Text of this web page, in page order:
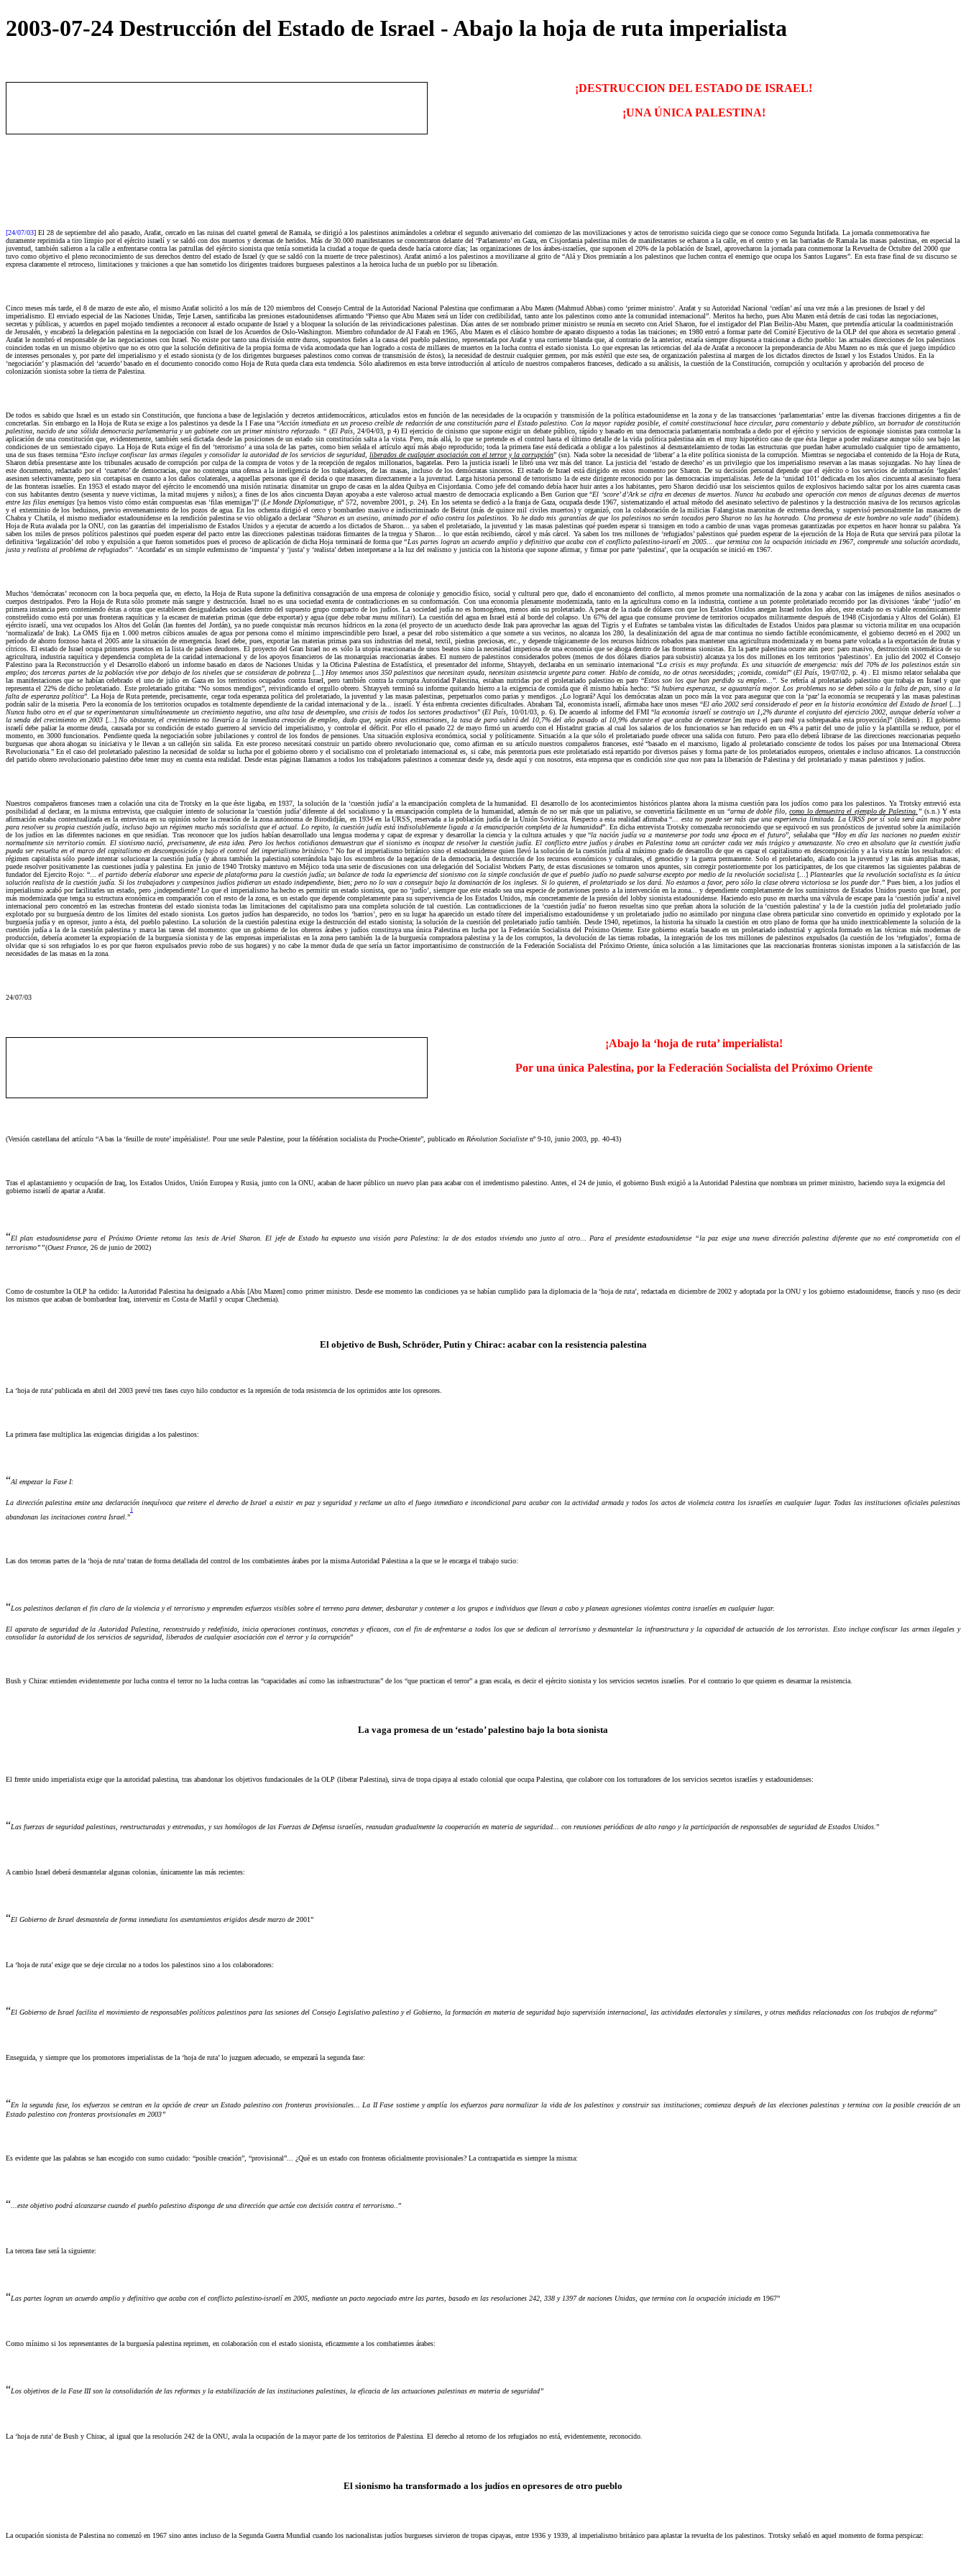
2003-07-24 Destrucción del Estado de Israel - Abajo la hoja de ruta imperialista
¡DESTRUCCION DEL ESTADO DE ISRAEL!
¡UNA ÚNICA PALESTINA!
[24/07/03] El 28 de septiembre del año pasado, Arafat, cercado en las ruinas del cuartel general de Ramala, se dirigió a los palestinos animándoles a celebrar el segundo aniversario del comienzo de las movilizaciones y actos de terrorismo suicida ciego que se conoce como Segunda Intifada. La jornada conmemorativa fue
duramente reprimida a tiro limpio por el ejército israelí y se saldó con dos muertos y decenas de heridos. Más de 30.000 manifestantes se concentraron delante del ‘Parlamento’ en Gaza, en Cisjordania palestina miles de manifestantes se echaron a la calle, en el centro y en las barriadas de Ramala las masas palestinas, en especial la
juventud, también salieron a la calle a enfrentarse contra las patrullas del ejército sionista que tenía sometida la ciudad a toque de queda desde hacía catorce días; las organizaciones de los árabes-israelíes, que suponen el 20% de la población de Israel, aprovecharon la jornada para conmemorar la Revuelta de Octubre del 2000 que
tuvo como objetivo el pleno reconocimiento de sus derechos dentro del estado de Israel (y que se saldó con la muerte de trece palestinos). Arafat animó a los palestinos a movilizarse al grito de “Alá y Dios premiarán a los palestinos que luchen contra el enemigo que ocupa los Santos Lugares”. En esta frase final de su discurso se
expresa claramente el retroceso, limitaciones y traiciones a que han sometido los dirigentes traidores burgueses palestinos a la heroica lucha de un pueblo por su liberación.
Cinco meses más tarde, el 8 de marzo de este año, el mismo Arafat solicitó a los más de 120 miembros del Consejo Central de la Autoridad Nacional Palestina que confirmaran a Abu Mazen (Mahmud Abbas) como ‘primer ministro’. Arafat y su Autoridad Nacional ‘cedían’ así una vez más a las presiones de Israel y del
imperialismo. El enviado especial de las Naciones Unidas, Terje Larsen, santificaba las presiones estadounidenses afirmando “Pienso que Abu Mazen será un líder con credibilidad, tanto ante los palestinos como ante la comunidad internacional”. Meritos ha hecho, pues Abu Mazen está detrás de casi todas las negociaciones,
secretas y públicas, y acuerdos en papel mojado tendientes a reconocer al estado ocupante de Israel y a bloquear la solución de las reivindicaciones palestinas. Días antes de ser nombrado primer ministro se reunía en secreto con Ariel Sharon, fue el instigador del Plan Beilin-Abu Mazen, que pretendía articular la coadministración
de Jerusalén, y encabezó la delegación palestina en la negociación con Israel de los Acuerdos de Oslo-Washington. Miembro cofundador de Al Fatah en 1965, Abu Mazen es el clásico hombre de aparato dispuesto a todas las traiciones; en 1980 entró a formar parte del Comité Ejecutivo de la OLP del que ahora es secretario general .
Arafat le nombró el responsable de las negociaciones con Israel. No existe por tanto una división entre duros, supuestos fieles a la causa del pueblo palestino, representada por Arafat y una corriente blanda que, al contrario de la anterior, estaría siempre dispuesta a traicionar a dicho pueblo: las actuales direcciones de los palestinos
coinciden todas en un mismo objetivo que no es otro que la solución definitiva de la propia forma de vida acomodada que han logrado a costa de millares de muertos en la lucha contra el estado sionista. Lo que expresan las reticencias del ala de Arafat a reconocer la preponderancia de Abu Mazen no es más que el juego impúdico
de intereses personales y, por parte del imperialismo y el estado sionista (y de los dirigentes burgueses palestinos como correas de transmisión de éstos), la necesidad de destruir cualquier germen, por más estéril que este sea, de organización palestina al margen de los dictados directos de Israel y los Estados Unidos. En la
‘negociación’ y plasmación del ‘acuerdo’ basado en el documento conocido como Hoja de Ruta queda clara esta tendencia. Sólo añadiremos en esta breve introducción al artículo de nuestros compañeros franceses, dedicado a su análisis, la cuestión de la Constitución, corrupción y ocultación y aprobación del proceso de
colonización sionista sobre la tierra de Palestina.
De todos es sabido que Israel es un estado sin Constitución, que funciona a base de legislación y decretos antidemocráticos, articulados estos en función de las necesidades de la ocupación y transmisión de la política estadounidense en la zona y de las transacciones ‘parlamentarias’ entre las diversas fracciones dirigentes a fin de
concretarlas. Sin embargo en la Hoja de Ruta se exige a los palestinos ya desde la I Fase una “Acción inmediata en un proceso creíble de redacción de una constitución para el Estado palestino. Con la mayor rapidez posible, el comité constitucional hace circular, para comentario y debate público, un borrador de constitución
palestina, nacido de una sólida democracia parlamentaria y un gabinete con un primer ministro reforzado. “ (El País, 24/04/03, p 4) El ejercicio de cinismo que supone exigir un debate público, rápido y basado en una democracia parlamentaria nombrada a dedo por el ejército y servicios de espionaje sionistas para controlar la
aplicación de una constitución que, evidentemente, también será dictada desde las posiciones de un estado sin constitución salta a la vista. Pero, más allá, lo que se pretende es el control hasta el último detalle de la vida política palestina aún en el muy hipotético caso de que ésta llegue a poder realizarse aunque sólo sea bajo las
condiciones de un semiestado cipayo. La Hoja de Ruta exige el fin del ‘terrorismo’ a una sola de las partes, como bien señala el artículo aquí más abajo reproducido; toda la primera fase está dedicada a obligar a los palestinos al desmantelamiento de todas las estructuras que puedan haber acumulado cualquier tipo de armamento,
una de sus frases termina “Esto incluye confiscar las armas ilegales y consolidar la autoridad de los servicios de seguridad, liberados de cualquier asociación con el terror y la corrupción” (sn). Nada sobre la necesidad de ‘liberar’ a la elite política sionista de la corrupción. Mientras se negociaba el contenido de la Hoja de Ruta,
Sharon debía presentarse ante los tribunales acusado de corrupción por culpa de la compra de votos y de la recepción de regalos millonarios, bagatelas. Pero la justicia israelí le libró una vez más del trance. La justicia del ‘estado de derecho’ es un privilegio que los imperialismo reservan a las masas sojuzgadas. No hay línea de
este documento, redactado por el ‘cuarteto’ de democracias, que no contenga una ofensa a la inteligencia de los trabajadores, de las masas, incluso de los demócratas sinceros. El estado de Israel está dirigido en estos momento por Sharon. De su decisión personal depende que el ejército o los servicios de información ‘legales’
asesinen selectivamente, pero sin cortapisas en cuanto a los daños colaterales, a aquellas personas que él decida o que masacren directamente a la juventud. Larga historia personal de terrorismo la de este dirigente reconocido por las democracias imperialistas. Jefe de la ‘unidad 101’ dedicada en los años cincuenta al asesinato fuera
de las fronteras israelíes. En 1953 el estado mayor del ejército le encomendó una misión rutinaria: dinamitar un grupo de casas en la aldea Quibya en Cisjordania. Como jefe del comando debía hacer huir antes a los habitantes, pero Sharon decidió usar los seiscientos quilos de explosivos haciendo saltar por los aires cuarenta casas
con sus habitantes dentro (sesenta y nueve victimas, la mitad mujeres y niños); a fines de los años cincuenta Dayan apoyaba a este valeroso actual maestro de democracia explicando a Ben Gurion que “El ‘score’ d’Ark se cifra en decenas de muertos. Nunca ha acabado una operación con menos de algunas decenas de muertos
entre las filas enemigas [ya hemos visto cómo están compuestas esas ‘filas enemigas’]” (Le Monde Diplomatique, nº 572, novembre 2001, p. 24). En los setenta se dedicó a la franja de Gaza, ocupada desde 1967, sistematizando el actual método del asesinato selectivo de palestinos y la destrucción masiva de los recursos agrícolas
y el exterminio de los beduinos, previo envenenamiento de los pozos de agua. En los ochenta dirigió el cerco y bombardeo masivo e indiscriminado de Beirut (más de quince mil civiles muertos) y organizó, con la colaboración de la milicias Falangistas maronitas de extrema derecha, y supervisó personalmente las masacres de
Chabra y Chatila, el mismo mediador estadounidense en la rendición palestina se vio obligado a declarar “Sharon es un asesino, animado por el odio contra los palestinos. Yo he dado mis garantías de que los palestinos no serán tocados pero Sharon no las ha honrado. Una promesa de este hombre no vale nada” (ibídem).
Hoja de Ruta avalada por la ONU, con las garantías del imperialismo de Estados Unidos y a ejecutar de acuerdo a los dictados de Sharon... ya saben el proletariado, la juventud y las masas palestinas qué pueden esperar si transigen en todo a cambio de unas vagas promesas garantizadas por expertos en hacer honrar su palabra. Ya
saben los miles de presos políticos palestinos qué pueden esperar del pacto entre las direcciones palestinas traidoras firmantes de la tregua y Sharon... lo que están recibiendo, cárcel y más cárcel. Ya saben los tres millones de ‘refugiados’ palestinos qué pueden esperar de la ejecución de la Hoja de Ruta que servirá para pilotar la
definitiva ‘legalización’ del robo y expulsión a que fueron sometidos pues el proceso de aplicación de dicha Hoja terminará de forma que “Las partes logran un acuerdo amplio y definitivo que acaba con el conflicto palestino-israelí en 2005... que termina con la ocupación iniciada en 1967, comprende una solución acordada,
justa y realista al problema de refugiados”. ‘Acordada’ es un simple eufemismo de ‘impuesta’ y ‘justa’ y ‘realista’ deben interpretarse a la luz del realismo y justicia con la historia que supone afirmar, y firmar por parte ‘palestina’, que la ocupación se inició en 1967.
Muchos ‘demócratas’ reconocen con la boca pequeña que, en efecto, la Hoja de Ruta supone la definitiva consagración de una empresa de coloniaje y genocidio físico, social y cultural pero que, dado el enconamiento del conflicto, al menos promete una normalización de la zona y acabar con las imágenes de niños asesinados o
cuerpos destripados. Pero la Hoja de Ruta sólo promete más sangre y destrucción. Israel no es una sociedad exenta de contradicciones en su conformación. Con una economía plenamente modernizada, tanto en la agricultura como en la industria, contiene a un potente proletariado recorrido por las divisiones ‘árabe’ ‘judío’ en
primera instancia pero conteniendo éstas a otras que establecen desigualdades sociales dentro del supuesto grupo compacto de los judíos. La sociedad judía no es homogénea, menos aún su proletariado. A pesar de la riada de dólares con que los Estados Unidos anegan Israel todos los años, este estado no es viable económicamente
constreñido como está por unas fronteras raquíticas y la escasez de materias primas (que debe exportar) y agua (que debe robarmanu militari). La cuestión del agua en Israel está al borde del colapso. Un 67% del agua que consume proviene de territorios ocupados militarmente después de 1948 (Cisjordania y Altos del Golán). El
ejército israelí, una vez ocupados los Altos del Golán (las fuentes del Jordán), ya no puede conquistar más recursos hídricos en la zona (el proyecto de un acueducto desde Irak para aprovechar las aguas del Tigris y el Eufrates se tambalea vistas las dificultades de Estados Unidos para plasmar su victoria militar en una ocupación
‘normalizada’ de Irak). La OMS fija en 1.000 metros cúbicos anuales de agua por persona como el mínimo imprescindible pero Israel, a pesar del robo sistemático a que somete a sus vecinos, no alcanza los 280, la desalinización del agua de mar continua no siendo factible económicamente, el gobierno decretó en el 2002 un
período de ahorro forzoso hasta el 2005 ante la situación de emergencia. Israel debe, pues, exportar las materias primas para sus industrias del metal, textil, piedras preciosas, etc., y depende trágicamente de los recursos hídricos robados para mantener una agricultura modernizada y en buena parte volcada a la exportación de frutas y
cítricos. El estado de Israel ocupa primeros puestos en la lista de países deudores. El proyecto del Gran Israel no es sólo la utopía reaccionaria de unos beatos sino la necesidad imperiosa de una economía que se ahoga dentro de las fronteras sionistas. En la parte palestina ocurre aún peor: paro masivo, destrucción sistemática de su
agricultura, industria raquítica y dependencia completa de la caridad internacional y de los apoyos financieros de las monarquías reaccionarias árabes. El numero de palestinos considerados pobres (menos de dos dólares diarios para subsistir) alcanza ya los dos millones en los territorios ‘palestinos’. En julio del 2002 el Consejo
Palestino para la Reconstrucción y el Desarrollo elaboró un informe basado en datos de Naciones Unidas y la Oficina Palestina de Estadística, el presentador del informe, Shtayyeh, declaraba en un seminario internacional “La crisis es muy profunda. Es una situación de emergencia: más del 70% de los palestinos están sin
empleo; dos terceras partes de la población vive por debajo de los niveles que se consideran de pobreza[...] Hoy tenemos unos 350 palestinos que necesitan ayuda, necesitan asistencia urgente para comer. Hablo de comida, no de otras necesidades; ¡comida, comida!” (El País , 19/07/02, p. 4) . El mismo relator señalaba que
las manifestaciones que se habían celebrado el uno de julio en Gaza en los territorios ocupados contra Israel, pero también contra la corrupta Autoridad Palestina, estaban nutridas por el proletariado palestino en paro “Estos son los que han perdido su empleo ...”. Se refería al proletariado palestino que trabaja en Israel y que
representa el 22% de dicho proletariado. Este proletariado gritaba: “No somos mendigos”, reivindicando el orgullo obrero. Shtayyeh terminó su informe quitando hierro a la exigencia de comida que él mismo había hecho: “Si hubiera esperanza, se aguantaría mejor. Los problemas no se deben sólo a la falta de pan, sino a la
falta de esperanza política”. La Hoja de Ruta pretende, precisamente, cegar toda esperanza política del proletariado, la juventud y las masas palestinas, perpetuarlos como parias y mendigos. ¿Lo logrará? Aquí los demócratas alzan un poco más la voz para asegurar que con la ‘paz’ la economía se recuperará y las masas palestinas
podrán salir de la miseria. Pero la economía de los territorios ocupados es totalmente dependiente de la caridad internacional y de la... israelí. Y ésta enfrenta crecientes dificultades. Abraham Tal, economista israelí, afirmaba hace unos meses “El año 2002 será considerado el peor en la historia económica del Estado de Israel[...]
Nunca hubo otro en el que se experimentaran simultáneamente un crecimiento negativo, una alta tasa de desempleo, una crisis de todos los sectores productivos” (El País , 10/01/03, p. 6). De acuerdo al informe del FMI “la economía israelí se contrajo un 1,2% durante el conjunto del ejercicio 2002, aunque debería volver a
la senda del crecimiento en 2003 [...] No obstante, el crecimiento no llevaría a la inmediata creación de empleo, dado que, según estas estimaciones, la tasa de paro subirá del 10,7% del año pasado al 10,9% durante el que acaba de comenzar[en mayo el paro real ya sobrepasaba esta proyección]” (ibídem) . El gobierno
israelí debe paliar la enorme deuda, causada por su condición de estado guerrero al servicio del imperialismo, y controlar el déficit. Por ello el pasado 22 de mayo firmó un acuerdo con el Histadrut gracias al cual los salarios de los funcionarios se han reducido en un 4% a partir del uno de julio y la plantilla se reduce, por el
momento, en 3000 funcionarios. Pendiente queda la negociación sobre jubilaciones y control de los fondos de pensiones. Una situación explosiva económica, social y políticamente. Situación a la que sólo el proletariado puede ofrecer una salida con futuro. Pero para ello deberá librarse de las direcciones reaccionarias pequeño
burguesas que ahora ahogan su iniciativa y le llevan a un callejón sin salida. En este proceso necesitará construir un partido obrero revolucionario que, como afirman en su artículo nuestros compañeros franceses, esté “basado en el marxismo, ligado al proletariado consciente de todos los países por una Internacional Obrera
Revolucionaria.” En el caso del proletariado palestino la necesidad de soldar su lucha por el gobierno obrero y el socialismo con el proletariado internacional es, si cabe, más perentoria pues este proletariado está repartido por diversos países y forma parte de los proletariados europeos, orientales e incluso africanos. La construcción
del partido obrero revolucionario palestino debe tener muy en cuenta esta realidad. Desde estas páginas llamamos a todos los trabajadores palestinos a comenzar desde ya, desde aquí y con nosotros, esta empresa que es condición sine qua non para la liberación de Palestina y del proletariado y masas palestinos y judíos.
Nuestros compañeros franceses traen a colación una cita de Trotsky en la que éste ligaba, en 1937, la solución de la ‘cuestión judía’ a la emancipación completa de la humanidad. El desarrollo de los acontecimientos históricos plantea ahora la misma cuestión para los judíos como para los palestinos. Ya Trotsky entrevió esta
posibilidad al declarar, en la misma entrevista, que cualquier intento de solucionar la ‘cuestión judía’ diferente al del socialismo y la emancipación completa de la humanidad, además de no ser más que un paliativo, se convertiría fácilmente en un “arma de doble filo,como lo demuestra el ejemplo de Palestina. ”(s.n.) Y esta
afirmación estaba contextualizada en la entrevista en su opinión sobre la creación de la zona autónoma de Birodidján, en 1934 en la URSS, reservada a la población judía de la Unión Soviética. Respecto a esta realidad afirmaba “ ... esta no puede ser más que una experiencia limitada. La URSS por sí sola será aún muy pobre
para resolver su propia cuestión judía, incluso bajo un régimen mucho más socialista que el actual. Lo repito, la cuestión judía está indisolublemente ligada a la emancipación completa de la humanidad”. En dicha entrevista Trotsky comenzaba reconociendo que se equivocó en sus pronósticos de juventud sobre la asimilación
de los judíos en las diferentes naciones en que residían. Tras reconocer que los judíos habían desarrollado una lengua moderna y capaz de expresar y desarrollar la ciencia y la cultura actuales y que “la nación judía va a mantenerse por toda una época en el futuro”, señalaba que “Hoy en día las naciones no pueden existir
normalmente sin territorio común. El sionismo nació, precisamente, de esta idea. Pero los hechos cotidianos demuestran que el sionismo es incapaz de resolver la cuestión judía. El conflicto entre judíos y árabes en Palestina toma un carácter cada vez más trágico y amenazante. No creo en absoluto que la cuestión judía
pueda ser resuelta en el marco del capitalismo en descomposición y bajo el control del imperialismo británico.” No fue el imperialismo británico sino el estadounidense quien llevó la solución de la cuestión judía al máximo grado de desarrollo de que es capaz el capitalismo en descomposición y a la vista están los resultados: el
régimen capitalista sólo puede intentar solucionar la cuestión judía (y ahora también la palestina) soterrándola bajo los escombros de la negación de la democracia, la destrucción de los recursos económicos y culturales, el genocidio y la guerra permanente. Solo el proletariado, aliado con la juventud y las más amplias masas,
puede resolver positivamente las cuestiones judía y palestina. En junio de 1940 Trotsky mantuvo en Méjico toda una serie de discusiones con una delegación del Socialist Workers Party, de estas discusiones se tomaron unos apuntes, sin corregir posteriormente por los participantes, de los que citaremos las siguientes palabras de
fundador del Ejercito Rojo: “...
el partido debería elaborar una especie de plataforma para la cuestión judía; un balance de toda la experiencia del sionismo con la simple conclusión de que el pueblo judío no puede salvarse excepto por medio de la revolución socialista[...] Plantearles que la revolución socialista es la única
solución realista de la cuestión judía. Si los trabajadores y campesinos judíos pidieran un estado independiente, bien; pero no lo van a conseguir bajo la dominación de los ingleses. Si lo quieren, el proletariado se los dará. No estamos a favor, pero sólo la clase obrera victoriosa se los puede dar.” Pues bien, a los judíos el
imperialismo acabó por facilitarles un estado, pero ¿independiente? Lo que el imperialismo ha hecho es permitir un estado sionista, que no ‘judío’, siempre que este estado sea una especie de portaviones presto a la intervención en la zona... y dependiente completamente de los suministros de Estados Unidos puesto que Israel, por
más modernizada que tenga su estructura económica en comparación con el resto de la zona, es un estado que depende completamente para su supervivencia de los Estados Unidos, más concretamente de la presión del lobby sionista estadounidense. Haciendo esto puso en marcha una válvula de escape para la ‘cuestión judía’ a nivel
internacional pero concentró en las estrechas fronteras del estado sionista todas las limitaciones del capitalismo para una completa solución de tal cuestión. Las contradicciones de la ‘cuestión judía’ no fueron resueltas sino que preñan ahora la solución de la ‘cuestión palestina’ y la de la cuestión judía del proletariado judío
explotado por su burguesía dentro de los límites del estado sionista. Los guetos judíos han desparecido, no todos los ‘barrios’, pero en su lugar ha aparecido un estado títere del imperialismo estadounidense y un proletariado judío no asimilado por ninguna clase obrera particular sino convertido en oprimido y explotado por la
burguesía judía y en opresor, junto a ésta, del pueblo palestino. La solución de la cuestión palestina exige la destrucción del estado sionista; la solución de la cuestión del proletariado judío también. Desde 1940, repetimos, la historia ha situado la cuestión en otro plano de forma que ha unido inextricablemente la solución de la
cuestión judía a la de la cuestión palestina y marca las tareas del momento: que un gobierno de los obreros árabes y judíos constituya una única Palestina en lucha por la Federación Socialista del Próximo Oriente. Este gobierno estaría basado en un proletariado industrial y agrícola formado en las técnicas más modernas de
producción, debería acometer la expropiación de la burguesía sionista y de las empresas imperialistas en la zona pero también la de la burguesía compradora palestina y la de los corruptos, la devolución de las tierras robadas, la integración de los tres millones de palestinos expulsados (la cuestión de los ‘refugiados’, forma de
olvidar que si son refugiados lo es por que fueron expulsados previo robo de sus hogares) y no cabe la menor duda de que sería un factor importantísimo de construcción de la Federación Socialista del Próximo Oriente, única solución a las limitaciones que las reaccionarias fronteras sionistas imponen a la satisfacción de las
necesidades de las masas en la zona.
24/07/03
¡Abajo la ‘hoja de ruta’ imperialista!
Por una única Palestina, por la Federación Socialista del Próximo Oriente
(Versión castellana del artículo “A bas la ‘feuille de route’ impérialiste!. Pour une seule Palestine, pour la fédération socialista du Proche-Oriente”, publicado en Révolution Socialistenº 9-10, junio 2003, pp. 40-43)
Tras el aplastamiento y ocupación de Iraq, los Estados Unidos, Unión Europea y Rusia, junto con la ONU, acaban de hacer público un nuevo plan para acabar con el irredentismo palestino. Antes, el 24 de junio, el gobierno Bush exigió a la Autoridad Palestina que nombrara un primer ministro, haciendo suya la exigencia del
gobierno israelí de apartar a Arafat.
“El plan estadounidense para el Próximo Oriente retoma las tesis de Ariel Sharon. El jefe de Estado ha expuesto una visión para Palestina: la de dos estados viviendo uno junto al otro... Para el presidente estadounidense “la paz exige una nueva dirección palestina diferente que no esté comprometida con el
terrorismo””(Ouest France, 26 de junio de 2002)
Como de costumbre la OLP ha cedido: la Autoridad Palestina ha designado a Abás [Abu Mazen] como primer ministro. Desde ese momento las condiciones ya se habían cumplido para la diplomacia de la ‘hoja de ruta’, redactada en diciembre de 2002 y adoptada por la ONU y los gobierno estadounidense, francés y ruso (es decir
los mismos que acaban de bombardear Iraq, intervenir en Costa de Marfil y ocupar Chechenia).
El objetivo de Bush, Schröder, Putin y Chirac: acabar con la resistencia palestina
La ‘hoja de ruta’ publicada en abril del 2003 prevé tres fases cuyo hilo conductor es la represión de toda resistencia de los oprimidos ante los opresores.
La primera fase multiplica las exigencias dirigidas a los palestinos:
“Al empezar la Fase I:
La dirección palestina emite una declaración inequívoca que reitere el derecho de Israel a existir en paz y seguridad y reclame un alto el fuego inmediato e incondicional para acabar con la actividad armada y todos los actos de violencia contra los israelíes en cualquier lugar. Todas las instituciones oficiales palestinas
abandonan las incitaciones contra Israel. ”
1
Las dos terceras partes de la ‘hoja de ruta’ tratan de forma detallada del control de los combatientes árabes por la misma Autoridad Palestina a la que se le encarga el trabajo sucio:
“Los palestinos declaran el fin claro de la violencia y el terrorismo y emprenden esfuerzos visibles sobre el terreno para detener, desbaratar y contener a los grupos e individuos que llevan a cabo y planean agresiones violentas contra israelíes en cualquier lugar.
El aparato de seguridad de la Autoridad Palestina, reconstruido y redefinido, inicia operaciones continuas, concretas y eficaces, con el fin de enfrentarse a todos los que se dedican al terrorismo y desmantelar la infraestructura y la capacidad de actuación de los terroristas. Esto incluye confiscar las armas ilegales y
consolidar la autoridad de los servicios de seguridad, liberados de cualquier asociación con el terror y la corrupción”
Bush y Chirac entienden evidentemente por lucha contra el terror no la lucha contras las “capacidades así como las infraestructuras” de los “que practican el terror” a gran escala, es decir el ejército sionista y los servicios secretos israelíes. Por el contrario lo que quieren es desarmar la resistencia.
La vaga promesa de un ‘estado’ palestino bajo la bota sionista
El frente unido imperialista exige que la autoridad palestina, tras abandonar los objetivos fundacionales de la OLP (liberar Palestina), sirva de tropa cipaya al estado colonial que ocupa Palestina, que colabore con los torturadores de los servicios secretos israelíes y estadounidenses:
“Las fuerzas de seguridad palestinas, reestructuradas y entrenadas, y sus homólogos de las Fuerzas de Defensa israelíes, reanudan gradualmente la cooperación en materia de seguridad... con reuniones periódicas de alto rango y la participación de responsables de seguridad de Estados Unidos.”
A cambio Israel deberá desmantelar algunas colonias, únicamente las más recientes:
“El Gobierno de Israel desmantela de forma inmediata los asentamientos erigidos desde marzo de2001”
La ‘hoja de ruta’ exige que se deje circular no a todos los palestinos sino a los colaboradores:
“El Gobierno de Israel facilita el movimiento de responsables políticos palestinos para las sesiones del Consejo Legislativo palestino y el Gobierno, la formación en materia de seguridad bajo supervisión internacional, las actividades electorales y similares, y otras medidas relacionadas con los trabajos de reforma”
Enseguida, y siempre que los promotores imperialistas de la ‘hoja de ruta’ lo juzguen adecuado, se empezará la segunda fase:
“En la segunda fase, los esfuerzos se centran en la opción de crear un Estado palestino con fronteras provisionales... La II Fase sostiene y amplía los esfuerzos para normalizar la vida de los palestinos y construir sus instituciones; comienza después de las elecciones palestinas y termina con la posible creación de un
Estado palestino con fronteras provisionales en 2003”
Es evidente que las palabras se han escogido con sumo cuidado: “posible creación”, “provisional”... ¿Qué es un estado con fronteras oficialmente provisionales? La contrapartida es siempre la misma:
“...este objetivo podrá alcanzarse cuando el pueblo palestino disponga de una dirección que actúe con decisión contra el terrorismo..”
La tercera fase será la siguiente:
“Las partes logran un acuerdo amplio y definitivo que acaba con el conflicto palestino-israelí en 2005, mediante un pacto negociado entre las partes, basado en las resoluciones 242, 338 y 1397 de naciones Unidas, que termina con la ocupación iniciada en 1967”
Como mínimo si los representantes de la burguesía palestina reprimen, en colaboración con el estado sionista, eficazmente a los combatientes árabes:
“Los objetivos de la Fase III son la consolidación de las reformas y la estabilización de las instituciones palestinas, la eficacia de las actuaciones palestinas en materia de seguridad”
La ‘hoja de ruta’ de Bush y Chirac, al igual que la resolución 242 de la ONU, avala la ocupación de la mayor parte de los territorios de Palestina. El derecho al retorno de los refugiados no está, evidentemente, reconocido.
El sionismo ha transformado a los judíos en opresores de otro pueblo
La ocupación sionista de Palestina no comenzó en 1967 sino antes incluso de la Segunda Guerra Mundial cuando los nacionalistas judíos burgueses sirvieron de tropas cipayas, entre 1936 y 1939, al imperialismo británico para aplastar la revuelta de los palestinos. Trotsky señaló en aquel momento de forma perspicaz: